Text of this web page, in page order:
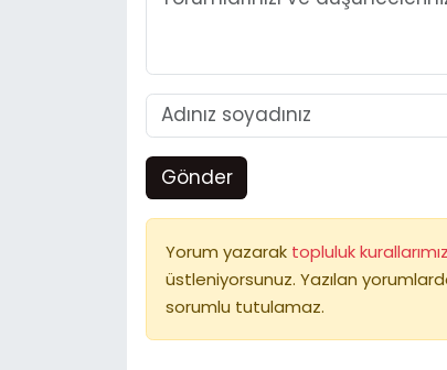
Gönder
Yorum yazarak topluluk
üstleniyorsunuz. Yazılan
sorumlu tutulamaz.